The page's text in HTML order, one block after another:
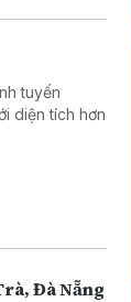
tuyến
diện tích hơn
Đà Nẵng